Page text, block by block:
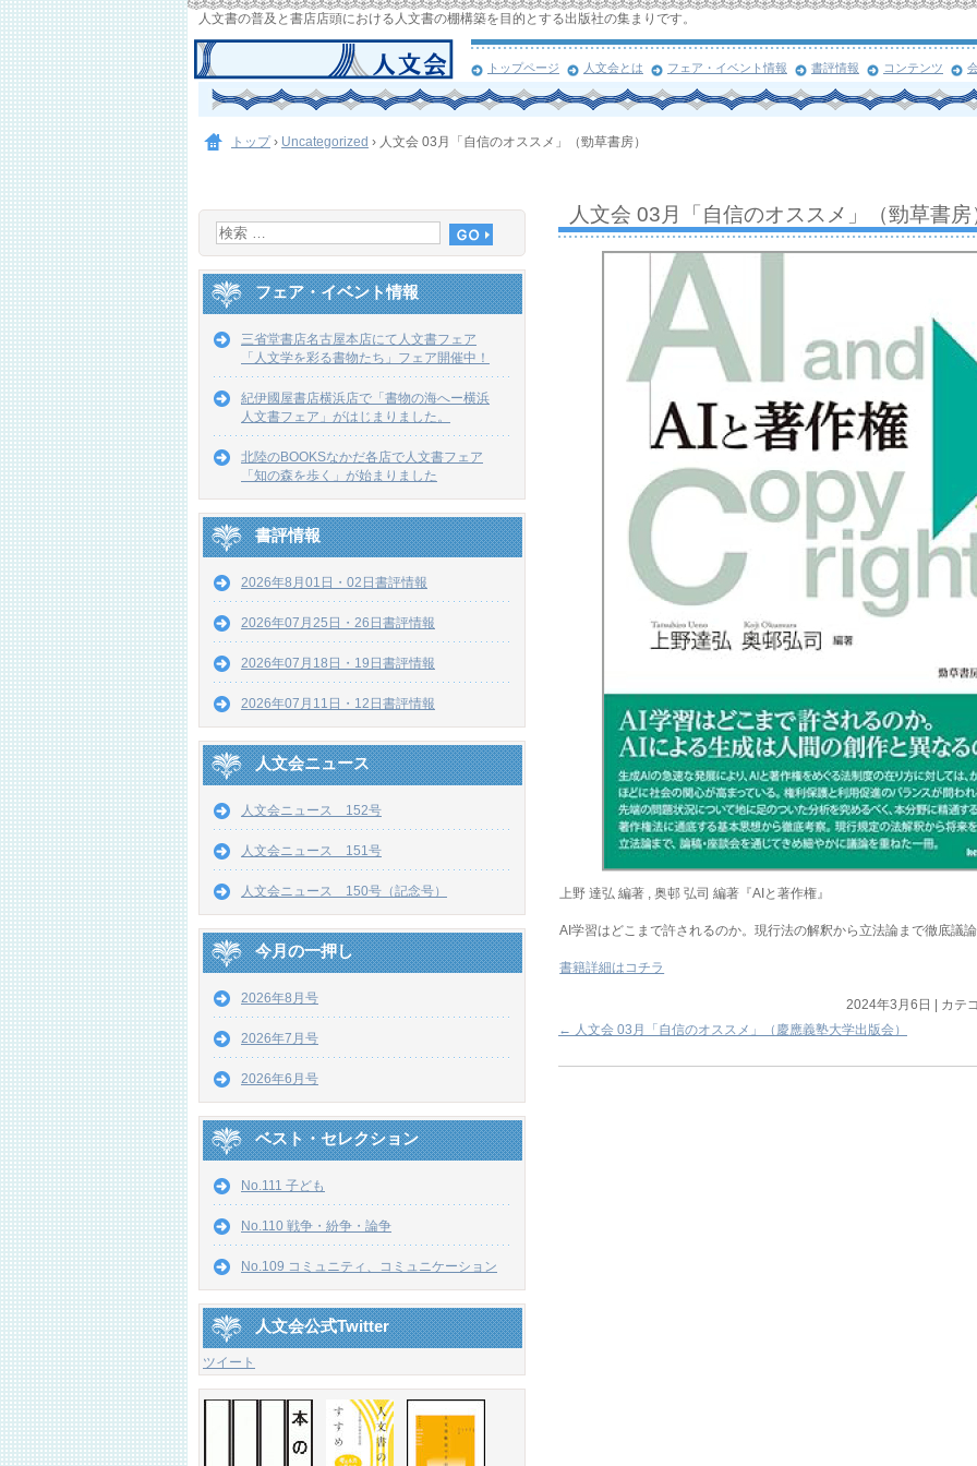
人文書の普及と書店店頭における人文書の棚構築を目的とする出版社の集まりです。
トップページ 人文会とは フェア・イベント情報 書評情報 コンテンツ
トップ › Uncategorized › 人文会 03月「自信のオススメ」（勁草書房）
人文会 03月「自信のオススメ」（勁草書房
上野 達弘 編著 , 奥邨 弘司 編著『AIと著作権』
AI学習はどこまで許されるのか。現行法の解釈から立法論まで徹底議
書籍詳細はコチラ
2024年3月6日
カテ
← 人文会 03月「自信のオススメ」（慶應義塾大学出版会）
フェア・イベント情報
三省堂書店名古屋本店にて人文書フェア
「人文学を彩る書物たち」フェア開催中！
紀伊國屋書店横浜店で「書物の海へー横浜
人文書フェア」がはじまりました。
北陸のBOOKSなかだ各店で人文書フェア
「知の森を歩く」が始まりました
書評情報
2026年8月01日・02日書評情報
2026年07月25日・26日書評情報
2026年07月18日・19日書評情報
2026年07月11日・12日書評情報
人文会ニュース
人文会ニュース 152号
人文会ニュース 151号
人文会ニュース 150号（記念号）
今月の一押し
2026年8月号
2026年7月号
2026年6月号
ベスト・セレクション
No.111 子ども
No.110 戦争・紛争・論争
No.109 コミュニティ、コミュニケーション
人文会公式Twitter
ツイート